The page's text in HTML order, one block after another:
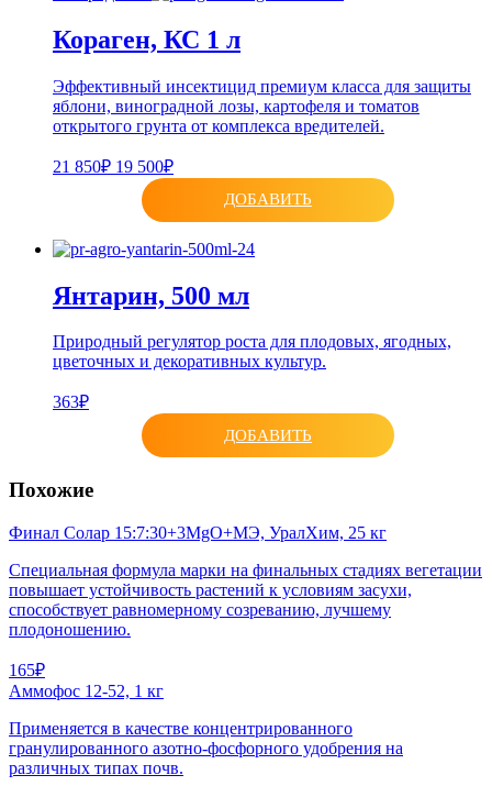
Кораген, КС 1 л
Эффективный инсектицид премиум класса для защиты
яблони, виноградной лозы, картофеля и томатов
открытого грунта от комплекса вредителей.
21 850₽ 19 500₽
ДОБАВИТЬ
Янтарин, 500 мл
Природный регулятор роста для плодовых, ягодных,
цветочных и декоративных культур.
363₽
ДОБАВИТЬ
Похожие
Финал Солар 15:7:30+3MgO+MЭ, УралХим, 25 кг
Специальная формула марки на финальных стадиях вегетации
повышает устойчивость растений к условиям засухи,
способствует равномерному созреванию, лучшему
плодоношению.
165₽
Аммофос 12-52, 1 кг
Применяется в качестве концентрированного
гранулированного азотно-фосфорного удобрения на
различных типах почв.